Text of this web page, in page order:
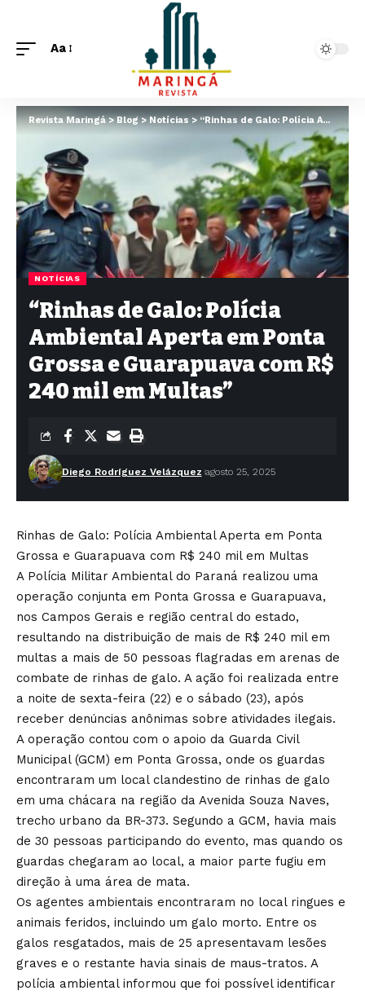
Aa
Revista Maringá>Blog>Notícias>“Rinhas de Galo: Polícia Ambiental Aperta em Ponta Grossa e Guarapuava com R$ 240 mil em Multas”
NOTÍCIAS
“Rinhas de Galo: Polícia
Ambiental Aperta em Ponta
Grossa e Guarapuava com R$
240 mil em Multas”
Diego Rodríguez Velázquez agosto 25, 2025
Rinhas de Galo: Polícia Ambiental Aperta em Ponta
Grossa e Guarapuava com R$ 240 mil em Multas
A Polícia Militar Ambiental do Paraná realizou uma
operação conjunta em Ponta Grossa e Guarapuava,
nos Campos Gerais e região central do estado,
resultando na distribuição de mais de R$ 240 mil em
multas a mais de 50 pessoas flagradas em arenas de
combate de rinhas de galo. A ação foi realizada entre
a noite de sexta-feira (22) e o sábado (23), após
receber denúncias anônimas sobre atividades ilegais.
A operação contou com o apoio da Guarda Civil
Municipal (GCM) em Ponta Grossa, onde os guardas
encontraram um local clandestino de rinhas de galo
em uma chácara na região da Avenida Souza Naves,
trecho urbano da BR-373. Segundo a GCM, havia mais
de 30 pessoas participando do evento, mas quando os
guardas chegaram ao local, a maior parte fugiu em
direção à uma área de mata.
Os agentes ambientais encontraram no local ringues e
animais feridos, incluindo um galo morto. Entre os
galos resgatados, mais de 25 apresentavam lesões
graves e o restante havia sinais de maus-tratos. A
polícia ambiental informou que foi possível identificar